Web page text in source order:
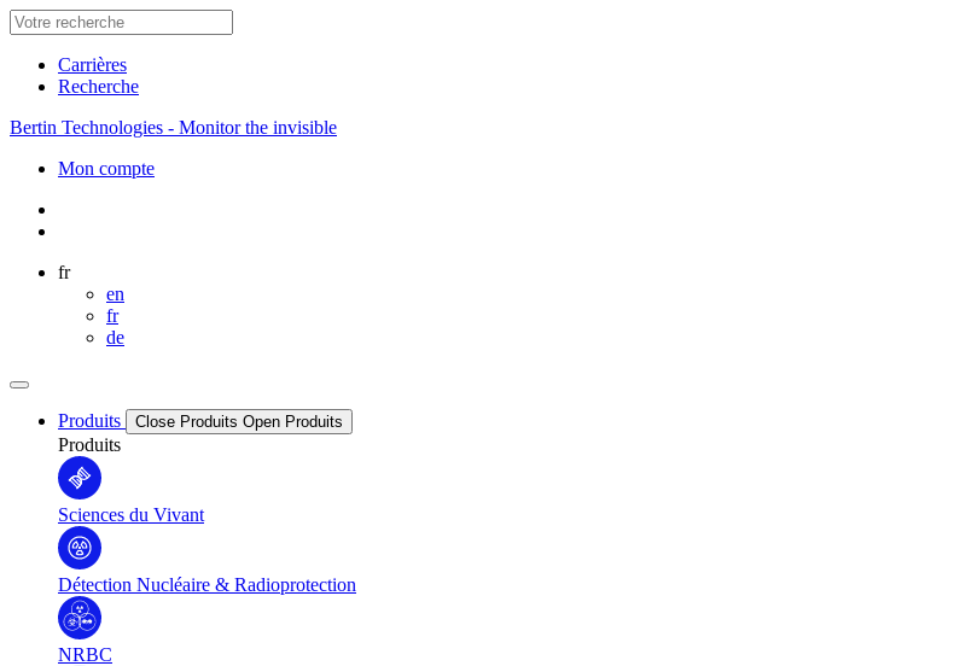
Carrières
Recherche
Bertin Technologies - Monitor the invisible
Mon compte
fr
en
fr
de
Produits Close Produits Open Produits
Produits
Sciences du Vivant
Détection Nucléaire & Radioprotection
NRBC